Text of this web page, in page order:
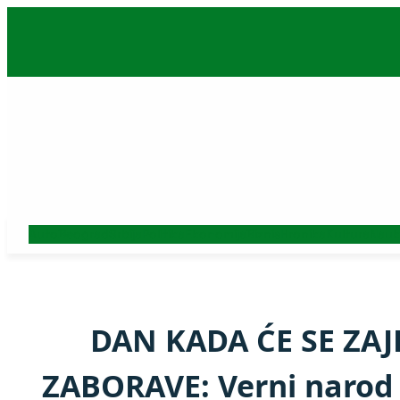
DAN KADA ĆE SE
ZABORAVE: Verni